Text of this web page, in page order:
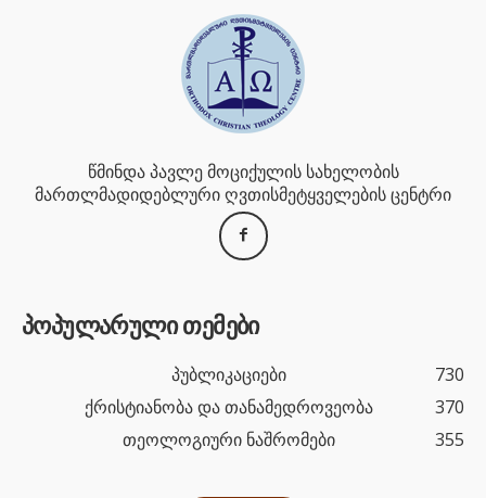
წმინდა პავლე მოციქულის სახელობის
მართლმადიდებლური ღვთისმეტყველების ცენტრი
პოპულარული თემები
პუბლიკაციები
730
ქრისტიანობა და თანამედროვეობა
370
თეოლოგიური ნაშრომები
355